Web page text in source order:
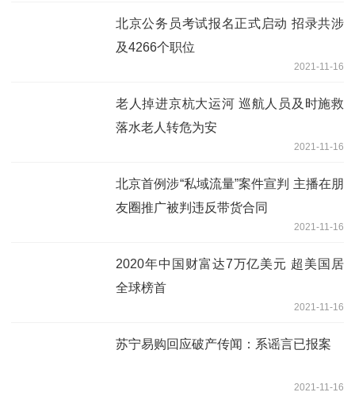
北京公务员考试报名正式启动 招录共涉
及4266个职位
2021-11-16
老人掉进京杭大运河 巡航人员及时施救
落水老人转危为安
2021-11-16
北京首例涉“私域流量”案件宣判 主播在朋
友圈推广被判违反带货合同
2021-11-16
2020年中国财富达7万亿美元 超美国居
全球榜首
2021-11-16
苏宁易购回应破产传闻：系谣言已报案
2021-11-16